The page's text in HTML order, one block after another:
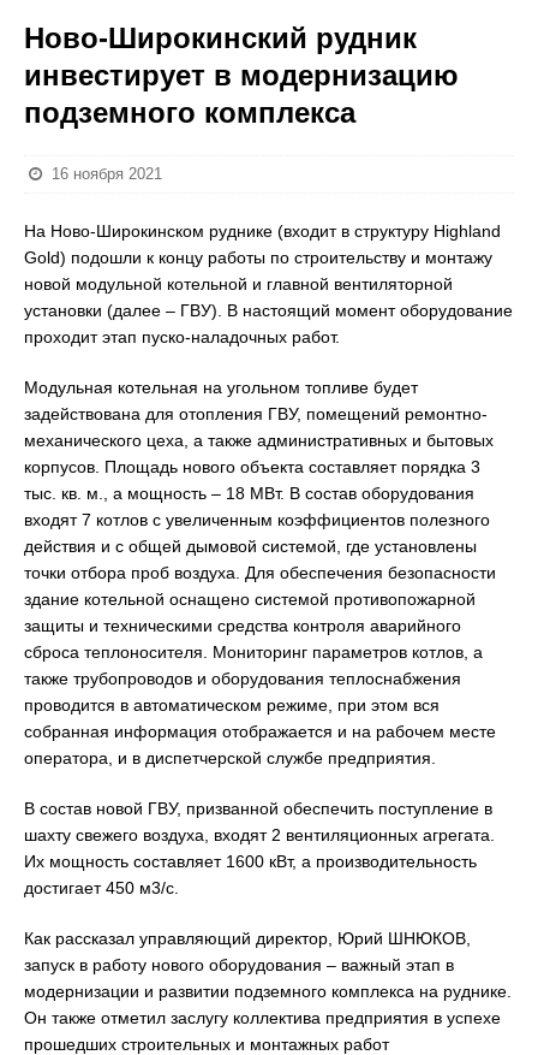
Ново-Широкинский рудник
инвестирует в модернизацию
подземного комплекса
16 ноября 2021
На Ново-Широкинском руднике (входит в структуру Highland
Gold) подошли к концу работы по строительству и монтажу
новой модульной котельной и главной вентиляторной
установки (далее – ГВУ). В настоящий момент оборудование
проходит этап пуско-наладочных работ.
Модульная котельная на угольном топливе будет
задействована для отопления ГВУ, помещений ремонтно-
механического цеха, а также административных и бытовых
корпусов. Площадь нового объекта составляет порядка 3
тыс. кв. м., а мощность – 18 МВт. В состав оборудования
входят 7 котлов с увеличенным коэффициентов полезного
действия и с общей дымовой системой, где установлены
точки отбора проб воздуха. Для обеспечения безопасности
здание котельной оснащено системой противопожарной
защиты и техническими средства контроля аварийного
сброса теплоносителя. Мониторинг параметров котлов, а
также трубопроводов и оборудования теплоснабжения
проводится в автоматическом режиме, при этом вся
собранная информация отображается и на рабочем месте
оператора, и в диспетчерской службе предприятия.
В состав новой ГВУ, призванной обеспечить поступление в
шахту свежего воздуха, входят 2 вентиляционных агрегата.
Их мощность составляет 1600 кВт, а производительность
достигает 450 м3/с.
Как рассказал управляющий директор, Юрий ШНЮКОВ,
запуск в работу нового оборудования – важный этап в
модернизации и развитии подземного комплекса на руднике.
Он также отметил заслугу коллектива предприятия в успехе
прошедших строительных и монтажных работ